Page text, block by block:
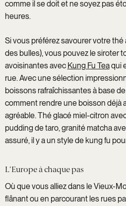
comme il se doit et ne soyez pas
heures.
Si vous préférez savourer votre thé
des bulles), vous pouvez le siroter
avoisinantes avec Kung Fu Teaqui
rue. Avec une sélection
boissons rafraîchissantes à base
comment rendre une boisson déjà
agréable. Thé glacé miel-citron
pudding de taro, granité matcha
assuré, il y a un style de kung fu
L'Europe à chaque pas
Où que vous alliez dans le Vieux-
flânant ou en parcourant les rues